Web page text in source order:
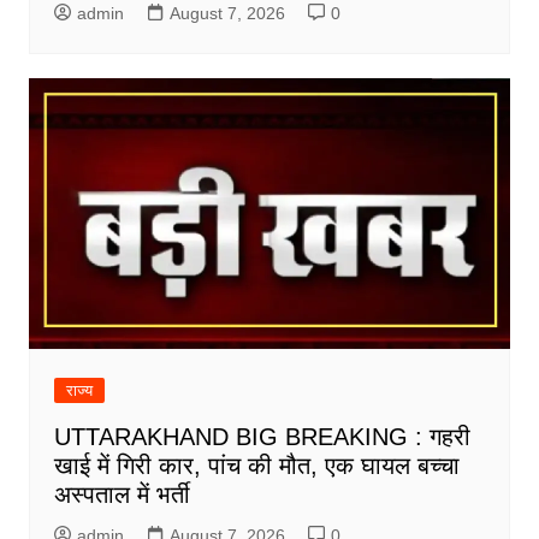
admin August 7, 2026 0
राज्य
UTTARAKHAND BIG BREAKING : गहरी
खाई में गिरी कार, पांच की मौत, एक घायल बच्चा
अस्पताल में भर्ती